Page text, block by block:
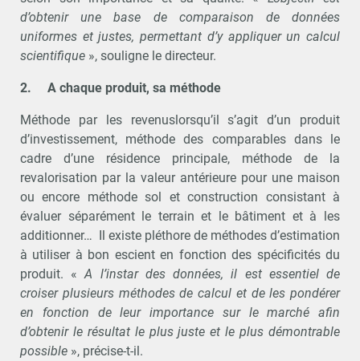
d’obtenir une base de comparaison de données
uniformes et justes, permettant d’y appliquer un calcul
scientifique », souligne le directeur.
2. A chaque produit, sa méthode
Méthode par les revenuslorsqu’il s’agit d’un produit
d’investissement, méthode des comparables dans le
cadre d’une résidence principale, méthode de la
revalorisation par la valeur antérieure pour une maison
ou encore méthode sol et construction consistant à
évaluer séparément le terrain et le bâtiment et à les
additionner… Il existe pléthore de méthodes d’estimation
à utiliser à bon escient en fonction des spécificités du
produit. «A l’instar des données, il est essentiel de
croiser plusieurs méthodes de calcul et de les pondérer
en fonction de leur importance sur le marché afin
d’obtenir le résultat le plus juste et le plus démontrable
possible », précise-t-il.